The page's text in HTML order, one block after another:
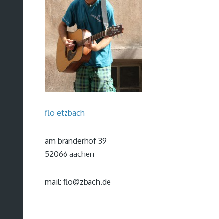
flo etzbach
am branderhof 39
52066 aachen
mail: flo@zbach.de